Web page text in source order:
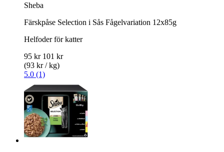
Sheba
Färskpåse Selection i Sås Fågelvariation 12x85g
Helfoder för katter
95 kr 101 kr
(93 kr / kg)
5.0 (1)